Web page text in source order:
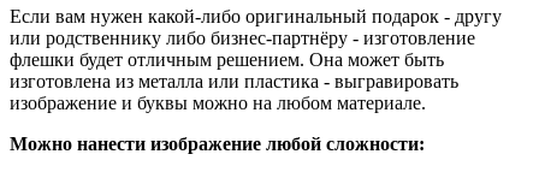
Если вам нужен какой-либо оригинальный подарок - другу
или родственнику либо бизнес-партнёру - изготовление
флешки будет отличным решением. Она может быть
изготовлена из металла или пластика - выгравировать
изображение и буквы можно на любом материале.
Можно нанести изображение любой сложности: